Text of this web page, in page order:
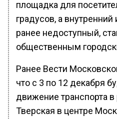
площадка для
градусов, а
ранее недоступный,
общественным
Ранее Вести
что с 3 по 12 декабря
движение транспорта в
Тверская в центре